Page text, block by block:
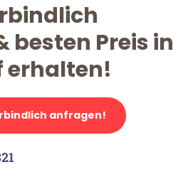
besten Preis in
erhalten!
anfragen!